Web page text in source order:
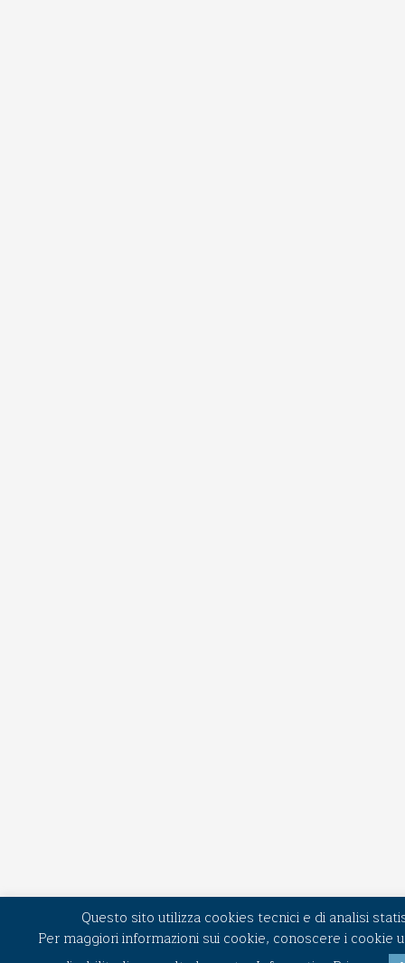
Questo sito utilizza cookies tecnici e di analisi
Per maggiori informazioni sui cookie, conoscere i